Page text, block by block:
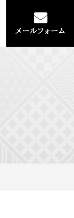
メールフォーム